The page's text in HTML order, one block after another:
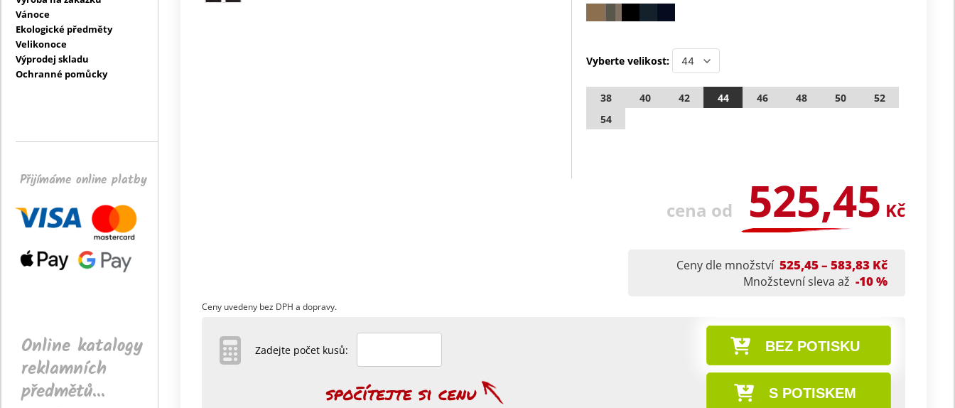
Vánoce
Ekologické předměty
Velikonoce
Výprodej skladu
Ochranné pomůcky
Přijímáme online platby
Online katalogy
reklamních
předmětů...
Vyberte velikost:
38 40 42 44 46 48 50
52
54
cena od 525,45 Kč
Ceny dle množství 525,45 – 583,83 Kč
Množstevní sleva až -10 %
Ceny uvedeny bez DPH a dopravy.
BEZ POTISKU
S POTISKEM
Zadejte počet kusů: